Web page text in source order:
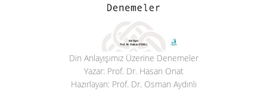
Din Anlayışımız Üzerine Denemeler
Yazar: Prof. Dr. Hasan Onat
Hazırlayan: Prof. Dr. Osman Aydınlı